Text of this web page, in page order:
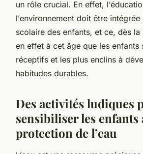
un rôle crucial. En effet, l’
l’environnement doit être intégrée
scolaire des enfants, et ce, dès la
en effet à cet âge que les enfants
réceptifs et les plus enclins à
habitudes durables.
Des activités ludiques
sensibiliser les enfants
protection de l’eau